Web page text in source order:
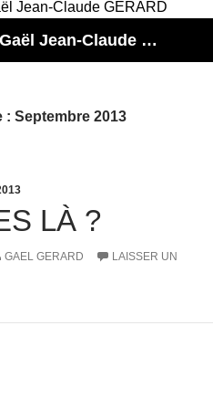
Regardauvergne – Gaël Jean-Claude GERARD
Septembre 2013
LÀ ?
GAEL GERARD
LAISSER UN